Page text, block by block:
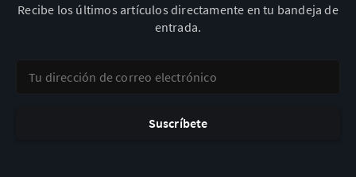
Recibe los últimos artículos directamente en tu bandeja de
entrada.
Suscríbete